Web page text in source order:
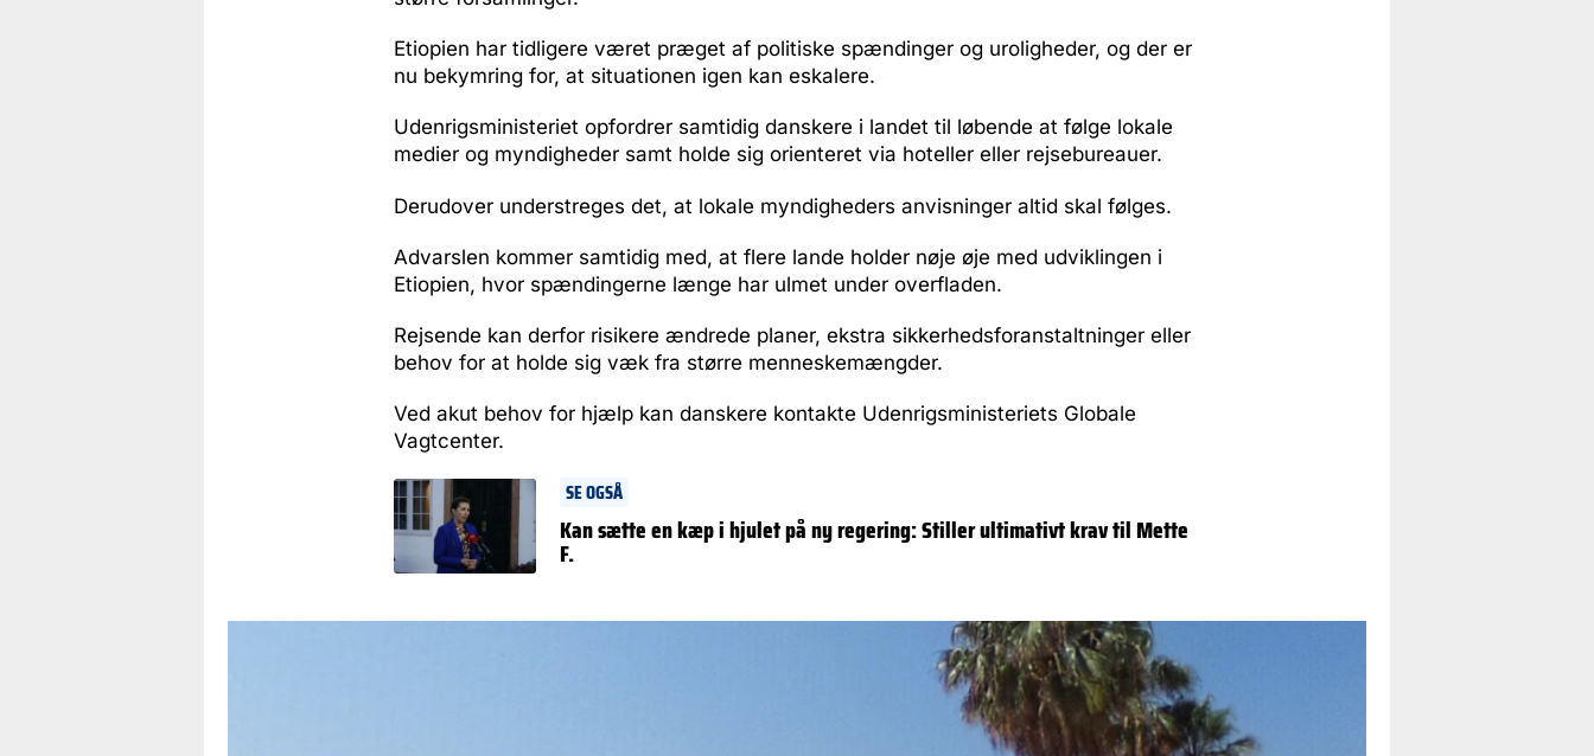
Etiopien har tidligere været præget af politiske spændinger og uroligheder, og der er
nu bekymring for, at situationen igen kan eskalere.
Udenrigsministeriet opfordrer samtidig danskere i landet til løbende at følge lokale
medier og myndigheder samt holde sig orienteret via hoteller eller rejsebureauer.
Derudover understreges det, at lokale myndigheders anvisninger altid skal følges.
Advarslen kommer samtidig med, at flere lande holder nøje øje med udviklingen i
Etiopien, hvor spændingerne længe har ulmet under overfladen.
Rejsende kan derfor risikere ændrede planer, ekstra sikkerhedsforanstaltninger eller
behov for at holde sig væk fra større menneskemængder.
Ved akut behov for hjælp kan danskere kontakte Udenrigsministeriets Globale
Vagtcenter.
SE OGSÅ
Kan sætte en kæp i hjulet på ny regering: Stiller ultimativt krav til Mette
F.